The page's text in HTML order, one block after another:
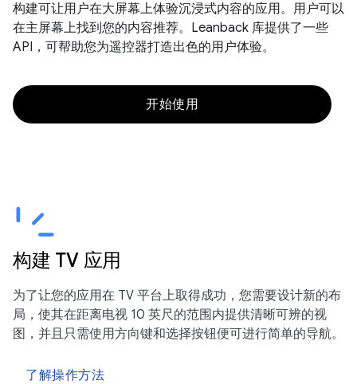
构建可让用户在大屏幕上体验沉浸式内容的应用。用户可以
在主屏幕上找到您的内容推荐。Leanback 库提供了一些
API，可帮助您为遥控器打造出色的用户体验。
开始使用
构建 TV 应用
为了让您的应用在 TV 平台上取得成功，您需要设计新的布
局，使其在距离电视 10 英尺的范围内提供清晰可辨的视
图，并且只需使用方向键和选择按钮便可进行简单的导航。
了解操作方法